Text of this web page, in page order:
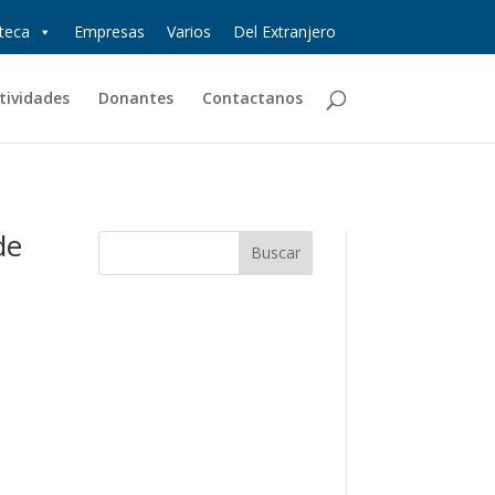
Empresas Varios Del Extranjero
Donantes Contactanos